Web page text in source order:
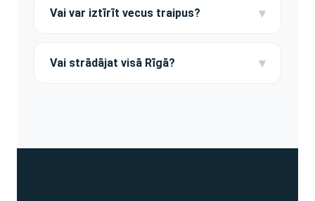
divvietīga dīvāna tīrīšanas cena. Izbraukums
Vai var iztīrīt vecus traipus? ▾
WhatsApp — pastāstīsim, cik reālistiska ir
pilnīga noņemšana.
Vai strādājat visā Rīgā? ▾